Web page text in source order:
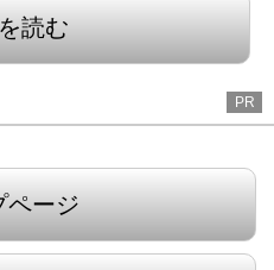
読む
PR
ページ